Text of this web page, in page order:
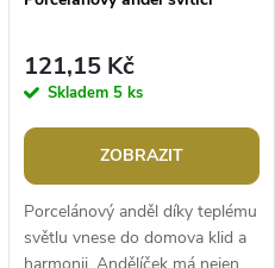
121,15 Kč
Skladem 5 ks
ZOBRAZIT
Porcelánový anděl díky teplému
světlu vnese do domova klid a